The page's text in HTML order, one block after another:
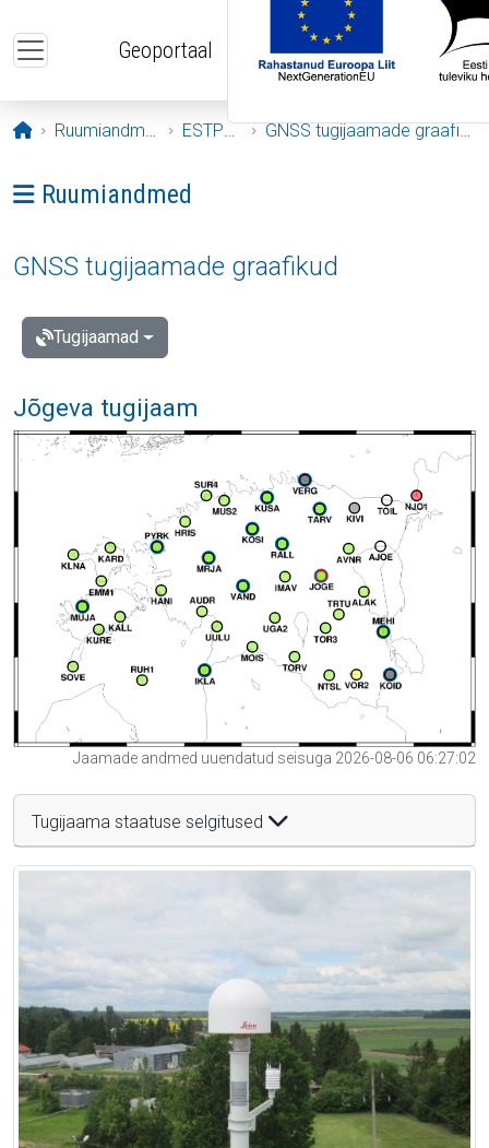
Geoportaal
Avaleht
Ruumiandmed ESTPOS GNSS tugijaamade graafikud
Ava menüü: Ruumiandmed
Ruumiandmed
GNSS tugijaamade graafikud
Tugijaamad
Jõgeva tugijaam
Jaamade andmed uuendatud seisuga 2026-08-06 06:27:02
Tugijaama staatuse selgitused